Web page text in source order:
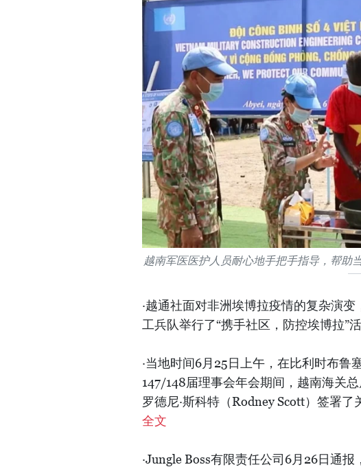
越南军医医护人员耐心地手把手指导，帮助
·越通社面对非洲埃博拉疫情的复杂演
工兵队举行了“携手社区，防控埃博拉”活
·当地时间6月25日上午，在比利时布鲁
147/148届理事会年会期间，越南海关
罗德尼·斯科特（Rodney Scott）签署了
全文
·Jungle Boss有限责任公司6月26日通